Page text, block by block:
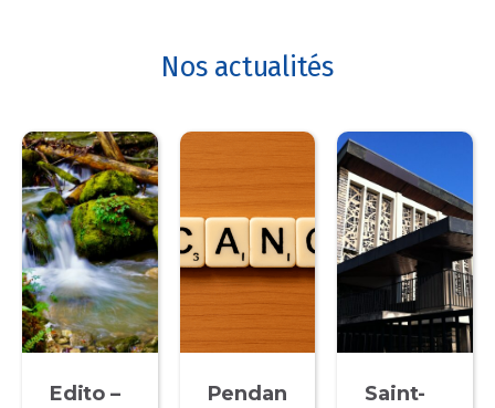
Nos actualités
Edito –
Pendan
Saint-